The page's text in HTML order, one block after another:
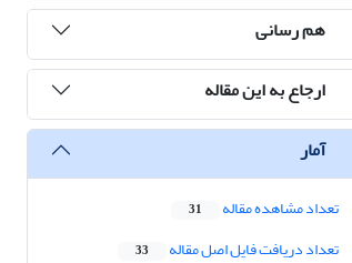
هم رسانی
ارجاع به این مقاله
آمار
تعداد مشاهده مقاله 31
تعداد دریافت فایل اصل مقاله 33